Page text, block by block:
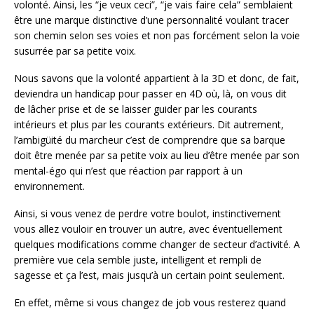
volonté. Ainsi, les “je veux ceci”, “je vais faire cela” semblaient
être une marque distinctive d’une personnalité voulant tracer
son chemin selon ses voies et non pas forcément selon la voie
susurrée par sa petite voix.
Nous savons que la volonté appartient à la 3D et donc, de fait,
deviendra un handicap pour passer en 4D où, là, on vous dit
de lâcher prise et de se laisser guider par les courants
intérieurs et plus par les courants extérieurs. Dit autrement,
l’ambigüité du marcheur c’est de comprendre que sa barque
doit être menée par sa petite voix au lieu d’être menée par son
mental-égo qui n’est que réaction par rapport à un
environnement.
Ainsi, si vous venez de perdre votre boulot, instinctivement
vous allez vouloir en trouver un autre, avec éventuellement
quelques modifications comme changer de secteur d’activité. A
première vue cela semble juste, intelligent et rempli de
sagesse et ça l’est, mais jusqu’à un certain point seulement.
En effet, même si vous changez de job vous resterez quand